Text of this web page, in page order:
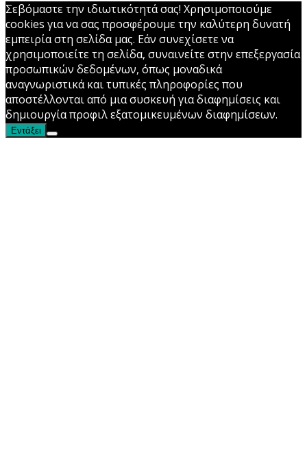
Σεβόμαστε την ιδιωτικότητά σας! Χρησιμοποιούμε
cookies για να σας προσφέρουμε την καλύτερη δυνατή
εμπειρία στη σελίδα μας. Εάν συνεχίσετε να
χρησιμοποιείτε τη σελίδα, συναινείτε στην επεξεργασία
προσωπικών δεδομένων, όπως μοναδικά
αναγνωριστικά και τυπικές πληροφορίες που
αποστέλλονται από μια συσκευή για διαφημίσεις και
δημιουργία προφιλ εξατομικευμένων διαφημίσεων.
Εντάξει